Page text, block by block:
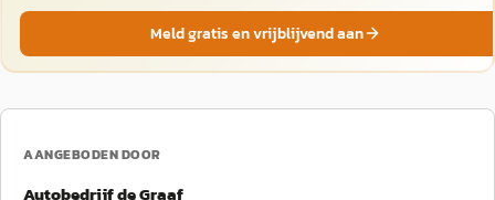
Meld gratis en vrijblijvend aan
AANGEBODEN DOOR
Autobedrijf de Graaf